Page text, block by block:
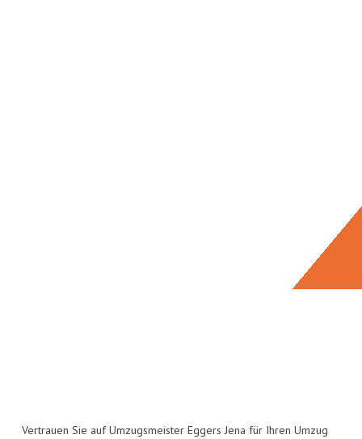
Vertrauen Sie auf Umzugsmeister Eggers Jena für Ihren Umzug